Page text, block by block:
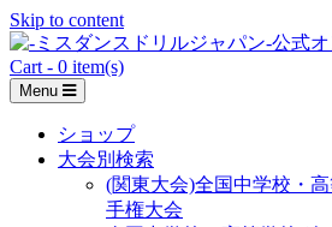
Skip to content
Cart - 0 item(s)
Menu
ショップ
大会別検索
(関東大会)全国中学校・
手権大会